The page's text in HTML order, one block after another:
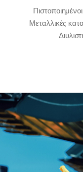
Μεταλλικές